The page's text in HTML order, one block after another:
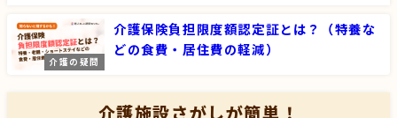
介護の疑問
介護保険負担限度額認定証とは？（特養な
どの食費・居住費の軽減）
介護施設さがしが簡単！